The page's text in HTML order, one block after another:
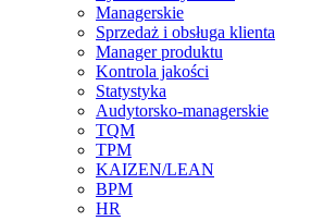
Managerskie
Sprzedaż i obsługa klienta
Manager produktu
Kontrola jakości
Statystyka
Audytorsko-managerskie
TQM
TPM
KAIZEN/LEAN
BPM
HR